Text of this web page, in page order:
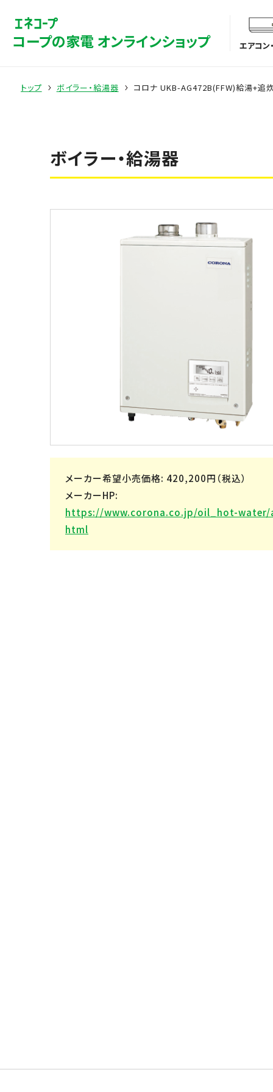
コープの家電 オンラインショップ エアコン
トップ ボイラー・給湯器 コロナ UKB-AG472B(FFW)給湯+追
ボイラー・給湯器
メーカー希望小売価格: 420,200円（税込）
メーカーHP:
https://www.corona.co.jp/oil_hot-water/
html